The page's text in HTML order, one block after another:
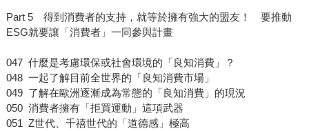
Part 5 得到消費者的支持，就等於擁有強大的盟友！ 要推動
ESG就要讓「消費者」一同參與計畫
047 什麼是考慮環保或社會環境的「良知消費」？
048 一起了解目前全世界的「良知消費市場」
049 了解在歐洲逐漸成為常態的「良知消費」的現況
050 消費者擁有「拒買運動」這項武器
051 Z世代、千禧世代的「道德感」極高